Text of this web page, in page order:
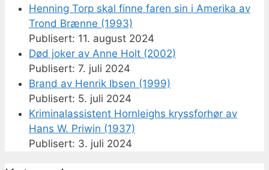
Henning Torp skal finne faren sin i Amerika av
Trond Brænne (1993)
11. august 2024
Død joker av Anne Holt (2002)
7. juli 2024
Brand av Henrik Ibsen (1999)
5. juli 2024
Kriminalassistent Hornleighs kryssforhør av
Hans W. Priwin (1937)
3. juli 2024